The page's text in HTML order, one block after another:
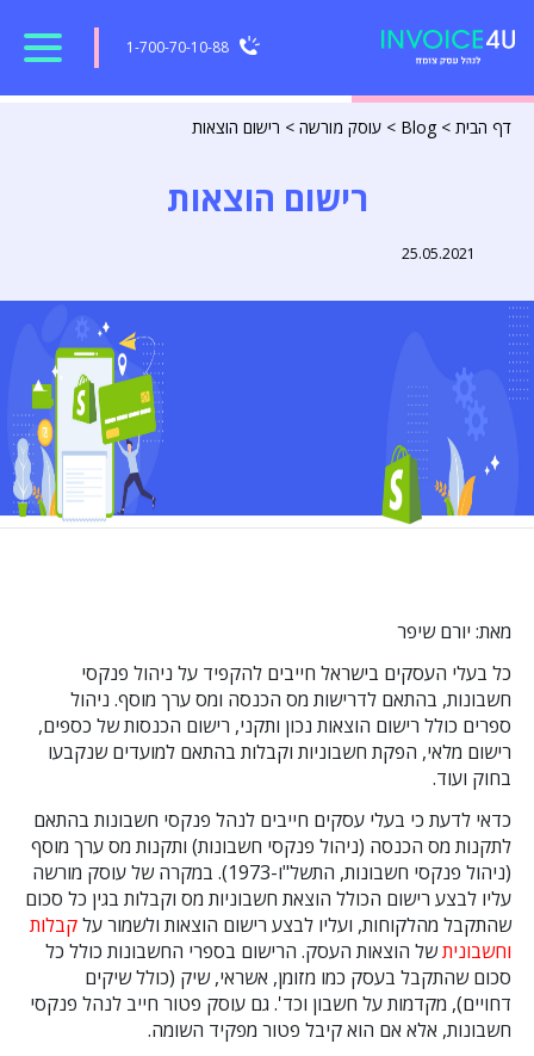
1-700-70-10-88
דף הבית >
Blog
> עוסק מורשה > רישום הוצאות
רישום הוצאות
25.05.2021
מאת: יורם שיפר
כל בעלי העסקים בישראל חייבים להקפיד על ניהול פנקסי
חשבונות, בהתאם לדרישות מס הכנסה ומס ערך מוסף. ניהול
ספרים כולל רישום הוצאות נכון ותקני, רישום הכנסות של כספים,
רישום מלאי, הפקת חשבוניות וקבלות בהתאם למועדים שנקבעו
בחוק ועוד.
כדאי לדעת כי בעלי עסקים חייבים לנהל פנקסי חשבונות בהתאם
לתקנות מס הכנסה (ניהול פנקסי חשבונות) ותקנות מס ערך מוסף
(ניהול פנקסי חשבונות, התשל"ו-1973). במקרה של עוסק מורשה
עליו לבצע רישום הכולל הוצאת חשבוניות מס וקבלות בגין כל סכום
שהתקבל מהלקוחות, ועליו לבצע רישום הוצאות ולשמור עלקבלות
וחשבוניתשל הוצאות העסק. הרישום בספרי החשבונות כולל כל
סכום שהתקבל בעסק כמו מזומן, אשראי, שיק (כולל שיקים
דחויים), מקדמות על חשבון וכד'. גם עוסק פטור חייב לנהל פנקסי
חשבונות, אלא אם הוא קיבל פטור מפקיד השומה.